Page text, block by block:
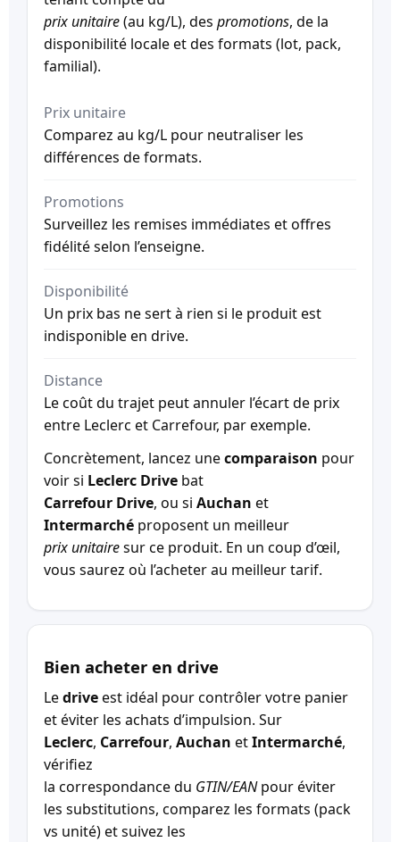
prix unitaire(au kg/L), des promotions, de la
disponibilité locale et des formats (lot, pack,
familial).
Prix unitaire
Comparez au kg/L pour neutraliser les
différences de formats.
Promotions
Surveillez les remises immédiates et offres
fidélité selon l’enseigne.
Disponibilité
Un prix bas ne sert à rien si le produit est
indisponible en drive.
Distance
Le coût du trajet peut annuler l’écart de prix
entre Leclerc et Carrefour, par exemple.
Concrètement, lancez unecomparaison pour
voir si Leclerc Drive bat
Carrefour Drive, ou si Auchan et
Intermarché proposent un meilleur
prix unitairesur ce produit. En un coup d’œil,
vous saurez où l’acheter au meilleur tarif.
Bien acheter en drive
Ledriveest idéal pour contrôler votre panier
et éviter les achats d’impulsion. Sur
Leclerc, Carrefour, Auchan etIntermarché,
vérifiez
la correspondance du GTIN/EANpour éviter
les substitutions, comparez les formats (pack
vs unité) et suivez les